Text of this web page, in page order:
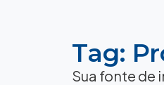
Tag:
Sua fonte de